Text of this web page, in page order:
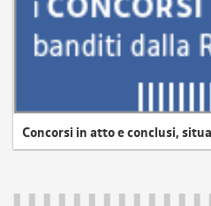
Concorsi in atto e conclusi,